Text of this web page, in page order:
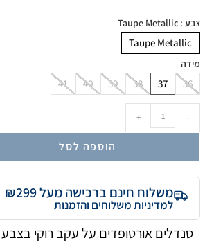
צבע : Taupe Metallic
Taupe Metallic
מידה
36
37
38
39
40
41
-
+
הוספה לסל
משלוח חינם ברכישה מעל ₪299
למדיניות משלוחים והזמנות
סנדלים אורטופדים על עקב רוקי